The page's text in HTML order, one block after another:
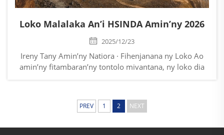
Loko Malalaka An’i HSINDA Amin’ny 2026
2025/12/23
Ireny Tany Amin’ny Natiora · Fihenjanana ny Loko Ao
amin’ny fitambaran’ny tontolo mivantana, ny loko dia
an’ny volana, ary ny fanahy an’ny toerana mivantana.
Avy amin’ny...
PREV 1 2 NEXT